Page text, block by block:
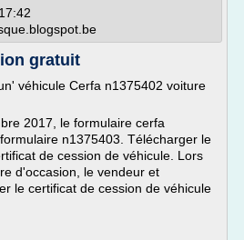
gratuit
véhicule Cerfa n1375402 voiture
2017, le formulaire cerfa
n1375403. Télécharger le
de cession de véhicule. Lors
d'occasion, le vendeur et
le certificat de cession de véhicule